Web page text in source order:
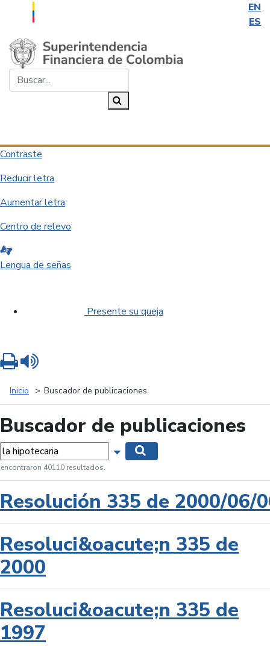
EN
ES
Saltar al contenido principal
Contraste
Reducir letra
Aumentar letra
Centro de relevo
Lengua de señas
Presente su queja
Inicio Buscador de publicaciones
Buscador de publicaciones
Mostrar opciones de búsqueda
encontraron 40110 resultados.
Resolución 335 de 2000/06/
Resoluci&oacute;n 335 de
2000
Resoluci&oacute;n 335 de
1997
Imprimir